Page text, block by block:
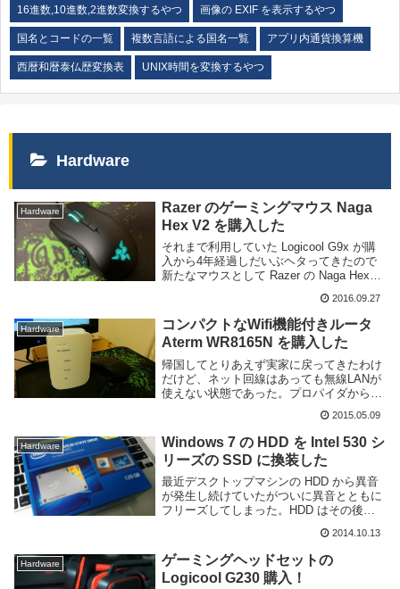
16進数,10進数,2進数変換するやつ 画像の EXIF を表示するやつ
国名とコードの一覧 複数言語による国名一覧 アプリ内通貨換算機
西暦和暦泰仏歴変換表 UNIX時間を変換するやつ
Hardware
Hardware
Razer のゲーミングマウス Naga
Hex V2 を購入した
それまで利用していた Logicool G9x が購
入から4年経過しだいぶヘタってきたので
新たなマウスとして Razer の Naga Hex
にあるマウスパッドは結構前に購入した
Raz...
2016.09.27
Hardware
コンパクトなWifi機能付きルータ
Aterm WR8165N を購入した
帰国してとりあえず実家に戻ってきたわけ
だけど、ネット回線はあっても無線LANが
使えない状態であった。プロパイダからレ
し込めば無線LANも使えるようになるらし
いが月額いくらかかかるので新たに無線
LANを利...
2015.05.09
Hardware
Windows 7 の HDD を Intel 530 シ
リーズの SSD に換装した
最近デスクトップマシンの HDD から異音
が発生し続けていたがついに異音とともに
フリーズしてしまった。HDD はその後復
なる前に手を打ったほうが良いだろうとの
ことで交換した。どうせなら・・・という
ことで...
2014.10.13
Hardware
ゲーミングヘッドセットの
Logicool G230 購入！